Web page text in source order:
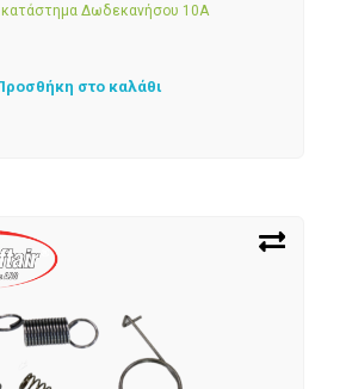
κατάστημα Δωδεκανήσου 10Α
στο καλάθι